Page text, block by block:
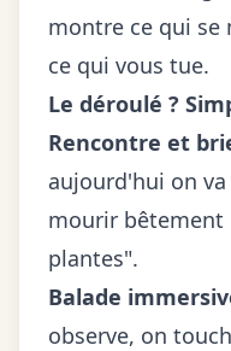
montre ce qui se
ce qui vous tue.
Le déroulé ?
Rencontre et
aujourd'hui on
mourir bêtement
plantes".
Balade
observe, on